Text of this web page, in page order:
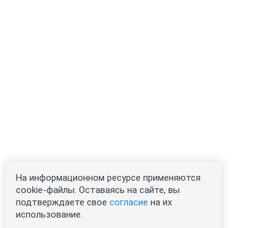
На информационном ресурсе применяются
cookie-файлы. Оставаясь на сайте, вы
подтверждаете свое согласие на их
использование.